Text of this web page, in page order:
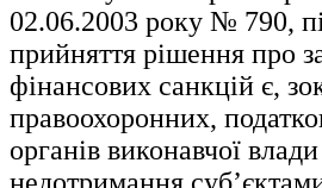
02.06.2003 року № 790,
прийняття рішення про
фінансових санкцій є,
правоохоронних,
органів виконавчої